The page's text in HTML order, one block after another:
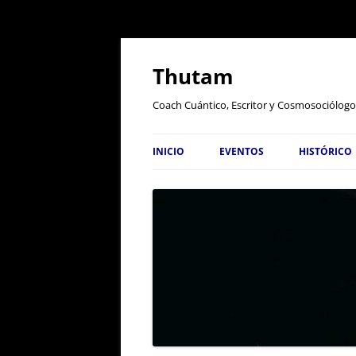
Thutam
Coach Cuántico, Escritor y Cosmosociólogo
INICIO EVENTOS HISTÓRICO